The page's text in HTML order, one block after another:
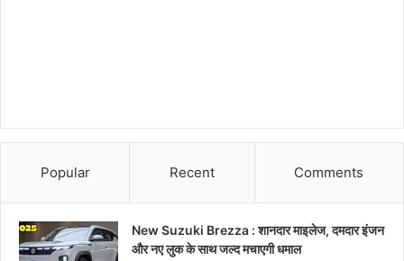
Popular Recent Comments
New Suzuki Brezza : शानदार माइलेज, दमदार इंजन
और नए लुक के साथ जल्द मचाएगी धमाल